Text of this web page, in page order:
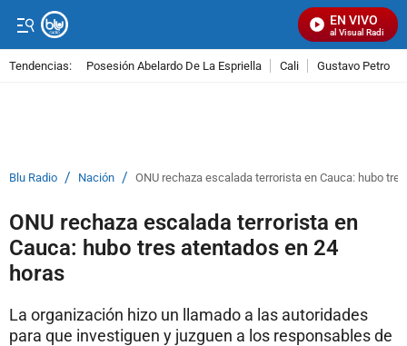
EN VIVO
Señal Visual Radio
Tendencias: Posesión Abelardo De La Espriella Cali Gustavo Petro
Blu Radio / Nación / ONU rechaza escalada terrorista en Cauca: hubo
ONU rechaza escalada terrorista en
Cauca: hubo tres atentados en 24
horas
La organización hizo un llamado a las autoridades
para que investiguen y juzguen a los responsables de